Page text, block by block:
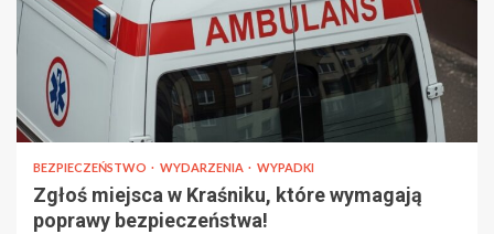
BEZPIECZEŃSTWO WYDARZENIA WYPADKI
Zgłoś miejsca w Kraśniku, które wymagają
poprawy bezpieczeństwa!